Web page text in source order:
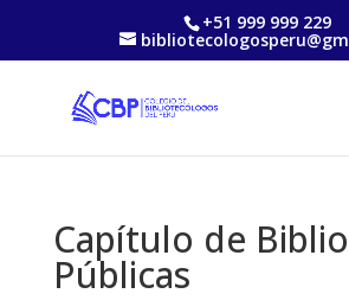
+51 999 999 229
Capítulo de
Públicas